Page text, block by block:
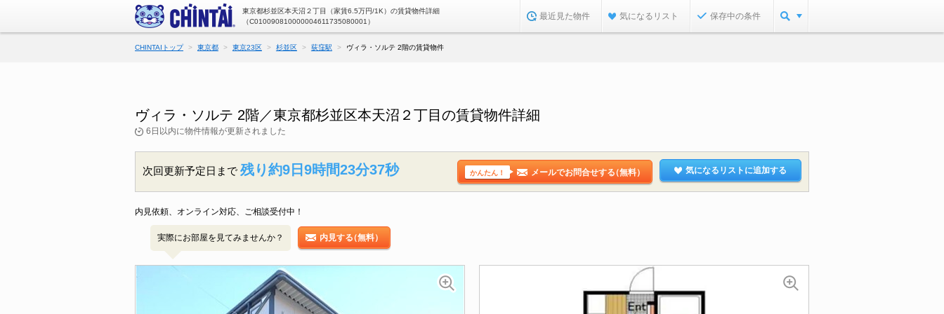
東京都杉並区本天沼２丁目（家賃6.5万円/1K）の賃貸物件詳細
（C010090810000004611735080001）
最近見た物件 気になるリスト 保存中の条件
CHINTAIトップ 東京都 東京23区 杉並区 荻窪駅 ヴィラ・ソルテ 2階の賃貸物件
ヴィラ・ソルテ 2階／東京都杉並区本天沼２丁目の賃貸物件詳細
6日以内に物件情報が更新されました
次回更新予定日まで 残り約9日9時間23分36秒 かんたん！ メールでお問合せする（無料） 気になるリストに追加する
内見依頼、オンライン対応、ご相談受付中！
実際にお部屋を見てみませんか？ 内見する（無料）